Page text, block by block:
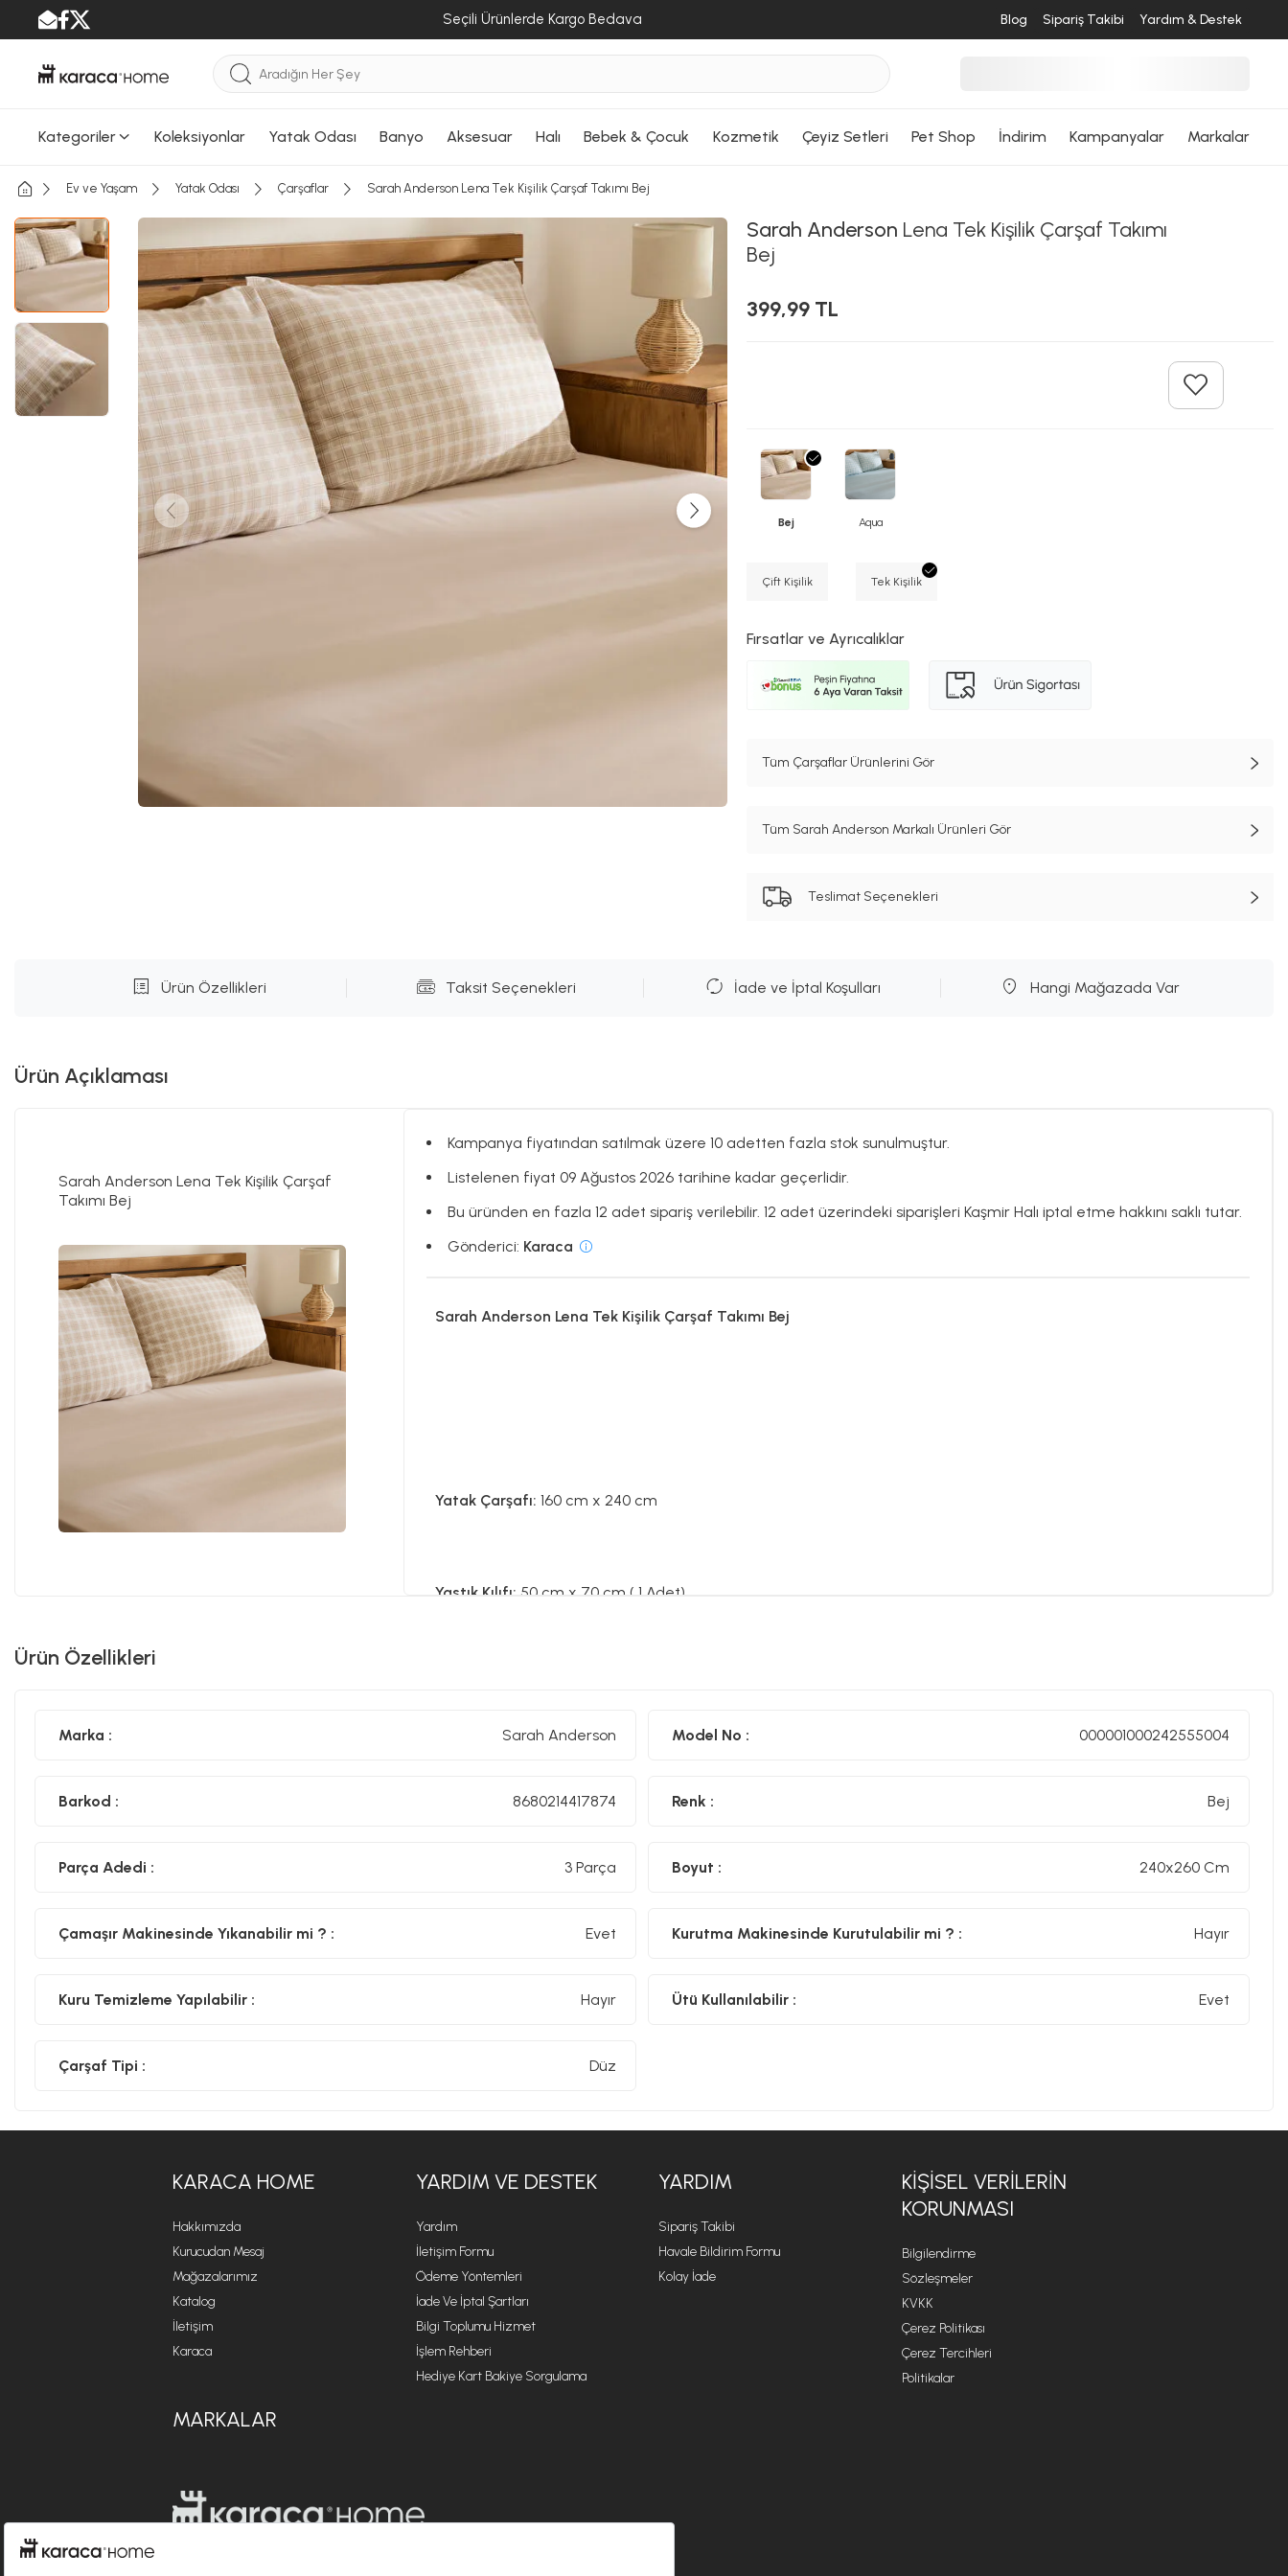
Seçili Ürünlerde Kargo Bedava Blog Sipariş Takibi Yardım & Destek
Kategoriler Koleksiyonlar Yatak Odası Banyo Aksesuar Halı Bebek & Çocuk Kozmetik Çeyiz Setleri Pet Shop İndirim Kampanyalar Markalar
Ev ve Yaşam Yatak Odası Çarşaflar Sarah Anderson Lena Tek Kişilik Çarşaf Takımı Bej
Sarah Anderson Lena Tek Kişilik Çarşaf Takımı
Bej
399,99 TL
Bej Aqua
Çift Kişilik Tek Kişilik
Fırsatlar ve Ayrıcalıklar
Tüm Çarşaflar Ürünlerini Gör
Tüm Sarah Anderson Markalı Ürünleri Gör
Teslimat Seçenekleri
Ürün Özellikleri Taksit Seçenekleri İade ve İptal Koşulları Hangi Mağazada Var
Ürün Açıklaması
Sarah Anderson Lena Tek Kişilik Çarşaf
Takımı Bej
Kampanya fiyatından satılmak üzere 10 adetten fazla stok sunulmuştur.
Listelenen fiyat 09 Ağustos 2026 tarihine kadar geçerlidir.
Bu üründen en fazla 12 adet sipariş verilebilir. 12 adet üzerindeki siparişleri Kaşmir Halı iptal etme hakkını saklı tutar.
Gönderici: Karaca
Sarah Anderson Lena Tek Kişilik Çarşaf Takımı Bej
Yatak Çarşafı:160 cm x 240 cm
Yastık Kılıfı: 50 cm x 70 cm ( 1 Adet)
Ürün Özellikleri
Marka : Sarah Anderson Model No : 000001000242555004
Barkod : 8680214417874 Renk : Bej
Parça Adedi : 3 Parça Boyut : 240x260 Cm
Çamaşır Makinesinde Yıkanabilir mi ? : Evet Kurutma Makinesinde Kurutulabilir mi ? : Hayır
Kuru Temizleme Yapılabilir : Hayır Ütü Kullanılabilir : Evet
Çarşaf Tipi : Düz
KARACA HOME
Hakkımızda
Kurucudan Mesaj
Mağazalarımız
Katalog
İletişim
Karaca
YARDIM VE DESTEK
Yardım
İletişim Formu
Ödeme Yöntemleri
İade Ve İptal Şartları
Bilgi Toplumu Hizmet
İşlem Rehberi
Hediye Kart Bakiye Sorgulama
YARDIM
Sipariş Takibi
Havale Bildirim Formu
Kolay İade
KİŞİSEL VERİLERİN
KORUNMASI
Bilgilendirme
Sözleşmeler
KVKK
Çerez Politikası
Çerez Tercihleri
Politikalar
MARKALAR